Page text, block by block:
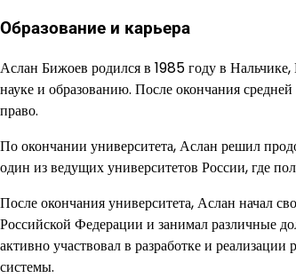
Образование и карьера
Аслан Бижоев родился в 1985 году в
науке и образованию. После окончания
право.
По окончании университета, Аслан решил
один из ведущих университетов России, где
После окончания университета, Аслан начал
Российской Федерации и занимал различные
активно участвовал в разработке и
системы.